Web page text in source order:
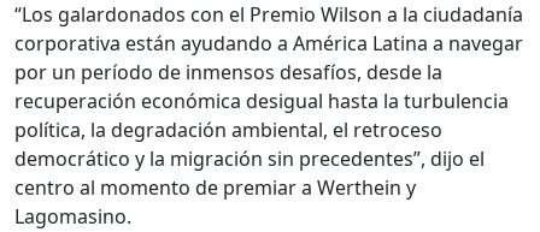
“Los galardonados con el Premio Wilson a la ciudadanía
corporativa están ayudando a América Latina a navegar
por un período de inmensos desafíos, desde la
recuperación económica desigual hasta la turbulencia
política, la degradación ambiental, el retroceso
democrático y la migración sin precedentes”, dijo el
centro al momento de premiar a Werthein y
Lagomasino.